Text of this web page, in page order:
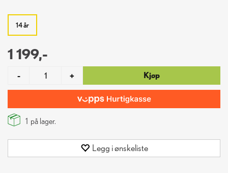
14 år
1 199,-
- + Kjøp
1 på lager.
Legg i ønskeliste